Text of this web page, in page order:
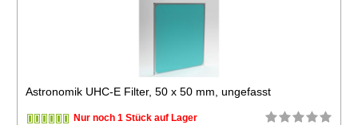
Astronomik UHC-E Filter, 50 x 50 mm, ungefasst
Nur noch 1 Stück auf Lager